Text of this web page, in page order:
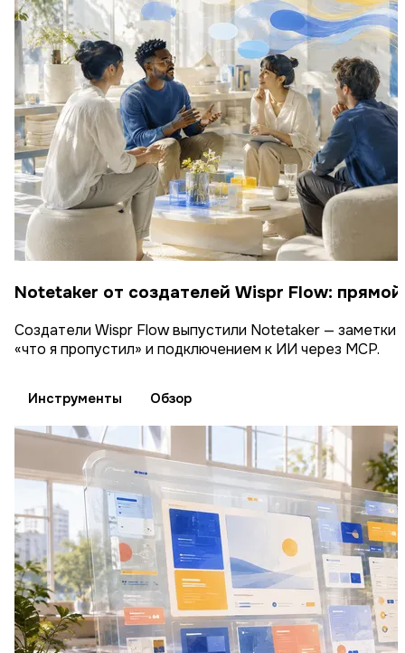
Notetaker от создателей Wispr Flow:
Создатели Wispr Flow выпустили Notetaker — заметки
«что я пропустил» и подключением к ИИ через MCP.
Инструменты Обзор